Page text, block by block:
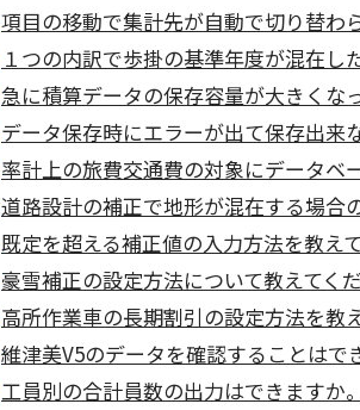
項目の移動で集計先が自動で切り替わ
１つの内訳で歩掛の基準年度が混在し
急に積算データの保存容量が大きくな
データ保存時にエラーが出て保存出来
率計上の旅費交通費の対象にデータベ
道路設計の補正で地形が混在する場合
既定を超える補正値の入力方法を教え
豪雪補正の設定方法について教えてくだ
高所作業車の長期割引の設定方法を教
維津美V5のデータを確認することはで
工員別の合計員数の出力はできますか。